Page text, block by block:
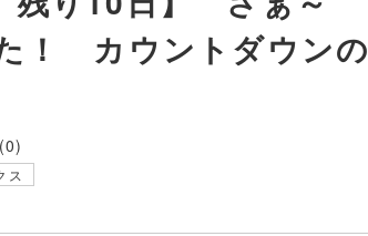
！ カウントダウンの
(0)
ス